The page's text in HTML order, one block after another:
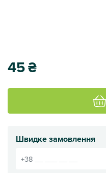
45₴
Швидке замовлення